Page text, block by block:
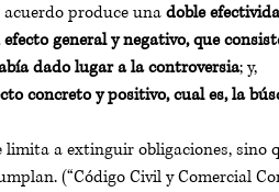
produce una doble
general y negativo, que
dado lugar a la controversia; y,
concreto y positivo, cual es, la
limita a extinguir obligaciones, sino
(“Código Civil y Comercial